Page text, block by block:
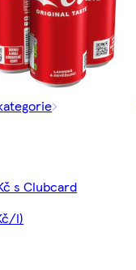
s Clubcard
l)